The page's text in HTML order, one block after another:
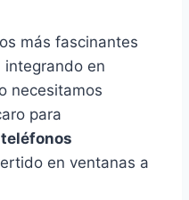
más fascinantes
integrando en
necesitamos
para
teléfonos
en ventanas a